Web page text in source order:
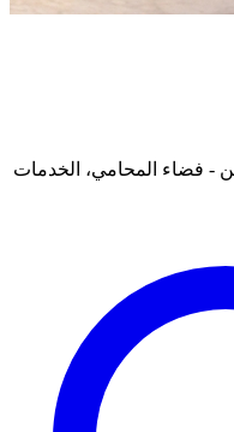
- فضاء المحامي، الخدمات